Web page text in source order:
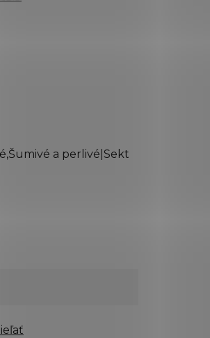
a perlivé|Sekt